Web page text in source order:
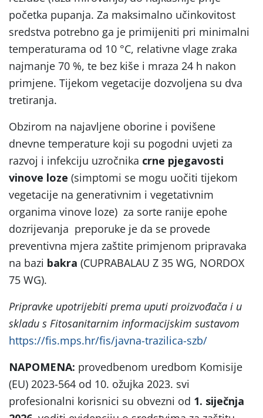
početka pupanja. Za maksimalno učinkovitost
sredstva potrebno ga je primijeniti pri minimalni
temperaturama od 10 °C, relativne vlage zraka
najmanje 70 %, te bez kiše i mraza 24 h nakon
primjene. Tijekom vegetacije dozvoljena su dva
tretiranja.
Obzirom na najavljene oborine i povišene
dnevne temperature koji su pogodni uvjeti za
razvoj i infekciju uzročnika crne pjegavosti
vinove loze (simptomi se mogu uočiti tijekom
vegetacije na generativnim i vegetativnim
organima vinove loze) za sorte ranije epohe
dozrijevanja preporuke je da se provede
preventivna mjera zaštite primjenom pripravaka
na bazi bakra (CUPRABALAU Z 35 WG, NORDOX
75 WG).
Pripravke upotrijebiti prema uputi proizvođača i u
skladu s Fitosanitarnim informacijskim sustavom
https://fis.mps.hr/fis/javna-trazilica-szb/
NAPOMENA: provedbenom uredbom Komisije
(EU) 2023-564 od 10. ožujka 2023. svi
profesionalni korisnici su obvezni od 1. siječnja